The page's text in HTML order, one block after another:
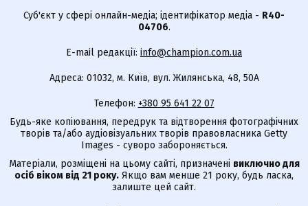
Суб'єкт у сфері онлайн-медіа; ідентифікатор медіа - R40-
04706.
E-mail редакції: info@champion.com.ua
Адреса: 01032, м. Київ, вул. Жилянська, 48, 50А
Телефон: +380 95 641 22 07
Будь-яке копіювання, передрук та відтворення фотографічних
творів та/або аудіовізуальних творів правовласника Getty
Images - суворо забороняється.
Матеріали, розміщені на цьому сайті, призначені виключно для
осіб віком від 21 року. Якщо вам менше 21 року, будь ласка,
залиште цей сайт.